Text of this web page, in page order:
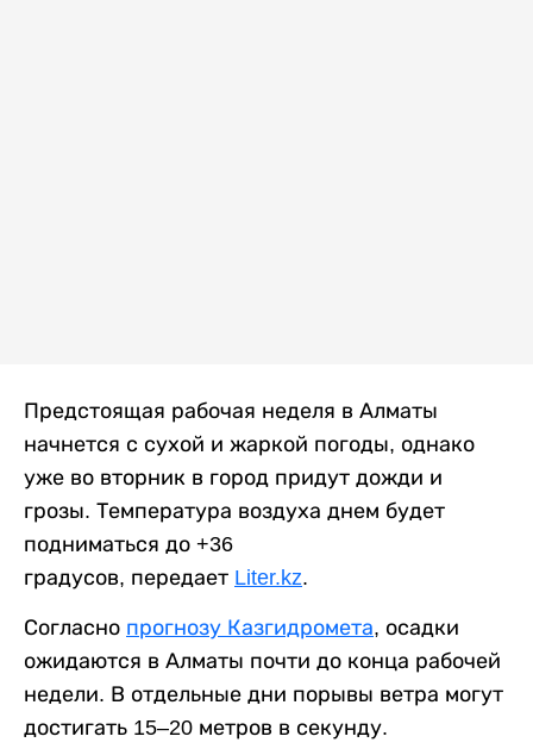
Предстоящая рабочая неделя в Алматы
начнется с сухой и жаркой погоды, однако
уже во вторник в город придут дожди и
грозы. Температура воздуха днем будет
подниматься до +36
градусов, передает Liter.kz.
Согласно прогнозу Казгидромета, осадки
ожидаются в Алматы почти до конца рабочей
недели. В отдельные дни порывы ветра могут
достигать 15–20 метров в секунду.